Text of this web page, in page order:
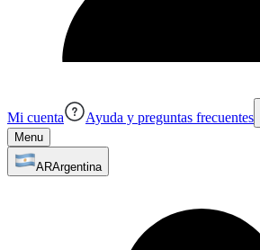
Mi cuenta Ayuda y preguntas frecuentes
Menu
ARArgentina